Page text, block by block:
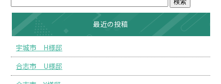
最近の投稿
宇城市 H様邸
合志市 U様邸